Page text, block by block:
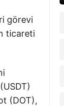
görevi
ticareti
(DOT),